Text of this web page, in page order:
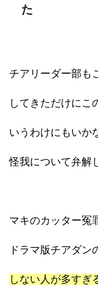
た
チアリーダー部も
してきただけにこ
いうわけにもいか
怪我について弁解
マキのカッター冤
ドラマ版チアダン
しない人が多すぎ